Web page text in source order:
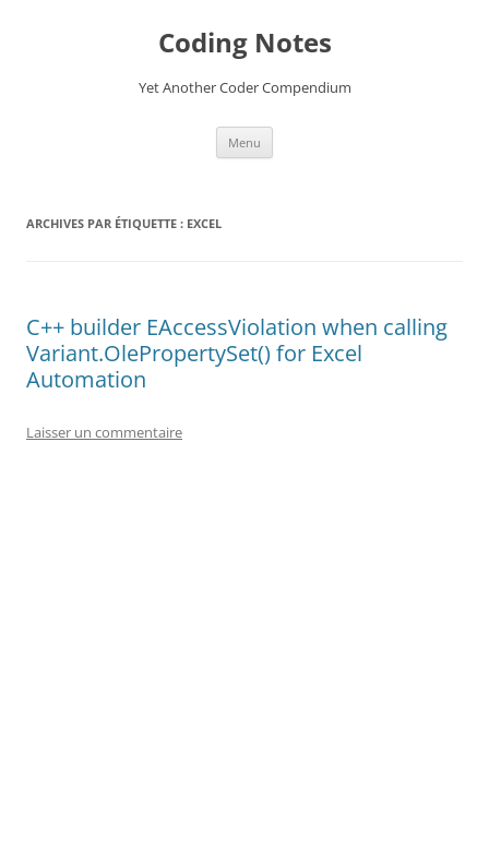
Coding Notes
Yet Another Coder Compendium
Menu
ARCHIVES PAR ÉTIQUETTE : EXCEL
C++ builder EAccessViolation when calling
Variant.OlePropertySet() for Excel
Automation
Laisser un commentaire